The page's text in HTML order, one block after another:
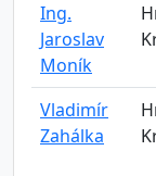
Ing.
Jaroslav
Moník
Vladimír
Zahálka